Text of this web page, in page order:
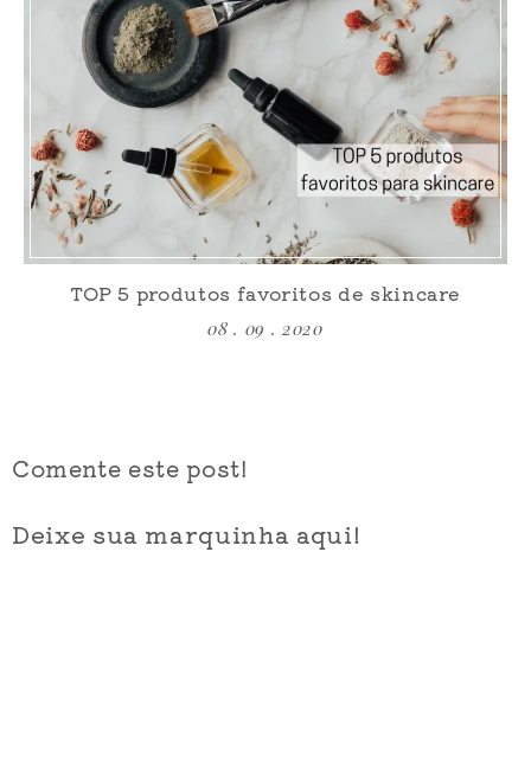
TOP 5 produtos favoritos de skincare
08 . 09 . 2020
Comente este post!
Deixe sua marquinha aqui!